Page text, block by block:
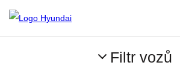
Filtr vozů